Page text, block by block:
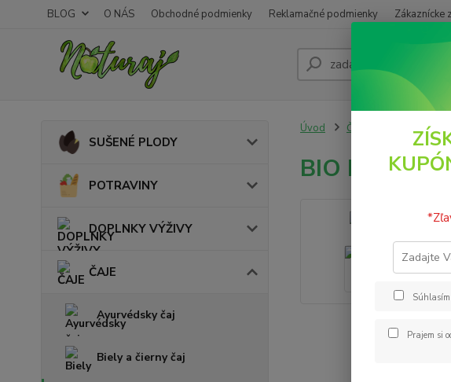
BLOG O NÁS Obchodné podmienky Reklamačné podmienky Zákaznícke
SUŠENÉ PLODY
POTRAVINY
DOPLNKY VÝŽIVY
ČAJE
Ayurvédsky čaj
Biely a čierny čaj
Úvod ČAJE Bylinkový čaj
BIO Lipový
Súhlasím
Prajem si